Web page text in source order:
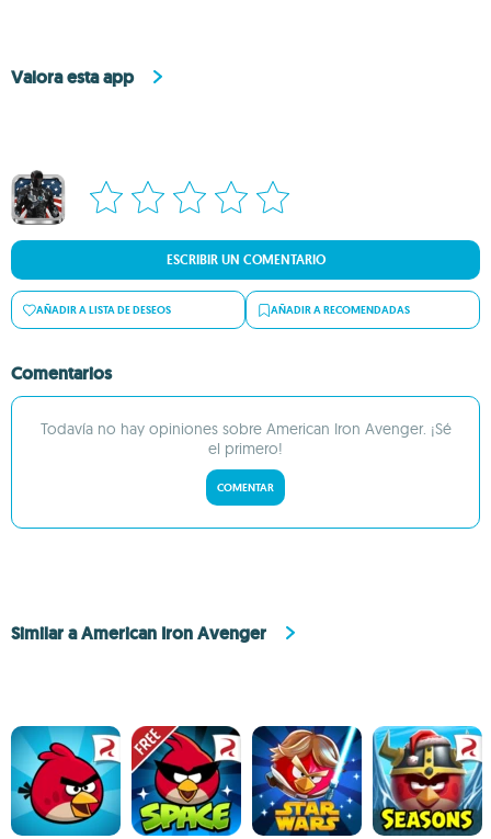
Valora esta app
ESCRIBIR UN COMENTARIO
AÑADIR A LISTA DE DESEOS AÑADIR A RECOMENDADAS
Comentarios
Todavía no hay opiniones sobre American Iron Avenger. ¡Sé
el primero!
COMENTAR
Similar a American Iron Avenger